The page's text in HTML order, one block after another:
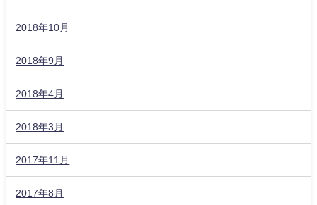
2018年10月
2018年9月
2018年4月
2018年3月
2017年11月
2017年8月